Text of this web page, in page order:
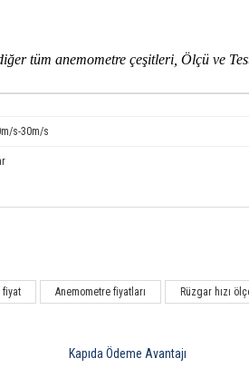
tüm anemometre çeşitleri, Ölçü ve
s-30m/s
fiyat Anemometre fiyatları Rüzgar hızı
Kapıda Ödeme Avantajı